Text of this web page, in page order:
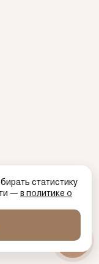
и подписки
Продукты» ОГРН
Москва,
данных
статистику
— в политике о